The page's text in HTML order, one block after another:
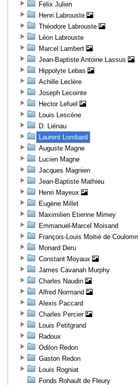
Félix Julien
Henri Labrouste
Théodore Labrouste
Léon Labrouste
Marcel Lambert
Jean-Baptiste Antoine Lassus
Hippolyte Lebas
Achille Leclère
Joseph Lecointe
Hector Lefuel
Louis Lescène
D. Liénau
Laurent Lombard
Auguste Magne
Lucien Magne
Jacques Magnien
Jean-Baptiste Mathieu
Henri Mayeux
Eugène Millet
Maximilien Etienne Mimey
Emmanuel-Marcel Moisand
François-Louis Moitié de
Monard Deru
Constant Moyaux
James Cavanah Murphy
Charles Naudin
Alfred Normand
Alexis Paccard
Charles Percier
Louis Petitgrand
Radoux
Odilon Redon
Gaston Redon
Louis Rogniat
Fonds Rohault de Fleury